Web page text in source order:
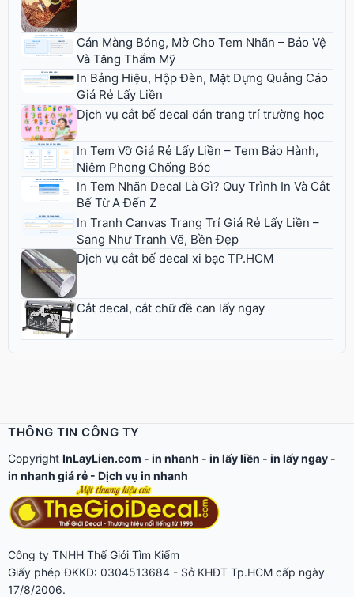
Cán Màng Bóng, Mờ Cho Tem Nhãn – Bảo Vệ
Và Tăng Thẩm Mỹ
In Bảng Hiệu, Hộp Đèn, Mặt Dựng Quảng Cáo
Giá Rẻ Lấy Liền
Dịch vụ cắt bế decal dán trang trí trường học
In Tem Vỡ Giá Rẻ Lấy Liền – Tem Bảo Hành,
Niêm Phong Chống Bóc
In Tem Nhãn Decal Là Gì? Quy Trình In Và Cắt
Bế Từ A Đến Z
In Tranh Canvas Trang Trí Giá Rẻ Lấy Liền –
Sang Như Tranh Vẽ, Bền Đẹp
Dịch vụ cắt bế decal xi bạc TP.HCM
Cắt decal, cắt chữ đề can lấy ngay
THÔNG TIN CÔNG TY
Copyright InLayLien.com - in nhanh - in lấy liền - in lấy ngay -
in nhanh giá rẻ - Dịch vụ in nhanh
Công ty TNHH Thế Giới Tìm Kiếm
Giấy phép ĐKKD: 0304513684 - Sở KHĐT Tp.HCM cấp ngày
17/8/2006.